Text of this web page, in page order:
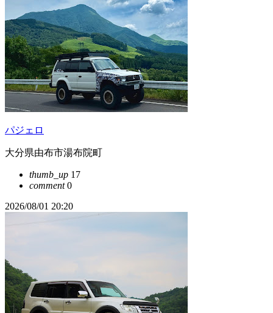
パジェロ
大分県由布市湯布院町
thumb_up 17
comment0
2026/08/01 20:20